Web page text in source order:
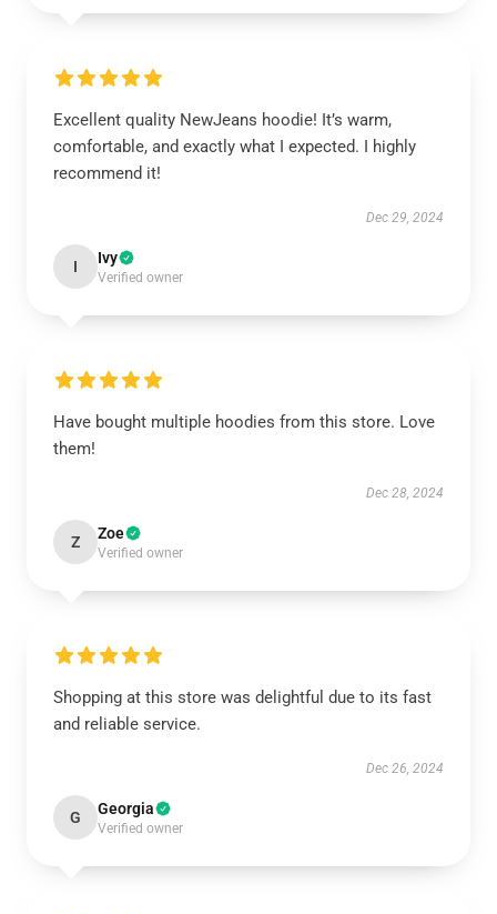
Excellent quality NewJeans hoodie! It’s warm,
comfortable, and exactly what I expected. I highly
recommend it!
Dec 29, 2024
I Ivy
Verified owner
Have bought multiple hoodies from this store. Love
them!
Dec 28, 2024
Z Zoe
Verified owner
Shopping at this store was delightful due to its fast
and reliable service.
Dec 26, 2024
G Georgia
Verified owner